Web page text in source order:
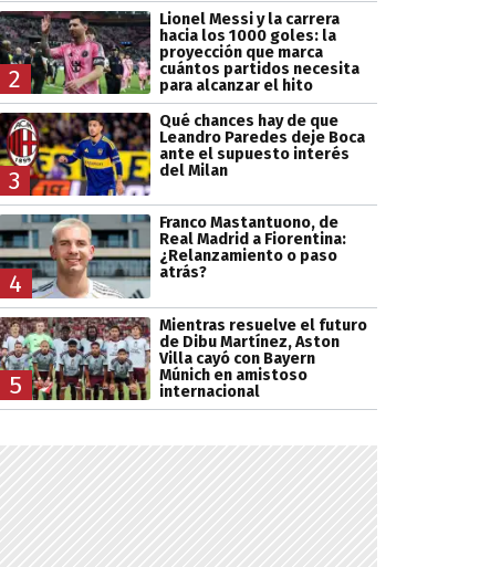
2
Lionel Messi y la carrera
hacia los 1000 goles: la
proyección que marca
cuántos partidos necesita
para alcanzar el hito
3
Qué chances hay de que
Leandro Paredes deje Boca
ante el supuesto interés
del Milan
4
Franco Mastantuono, de
Real Madrid a Fiorentina:
¿Relanzamiento o paso
atrás?
5
Mientras resuelve el futuro
de Dibu Martínez, Aston
Villa cayó con Bayern
Múnich en amistoso
internacional